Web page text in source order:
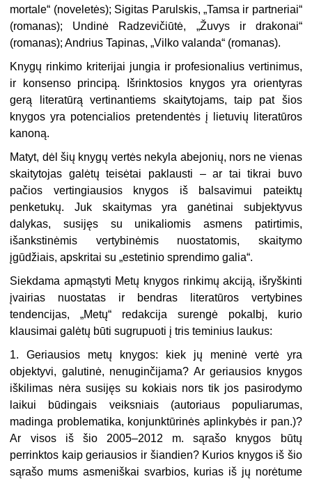
mortale“ (noveletės); Sigitas Parulskis, „Tamsa ir partneriai“
(romanas); Undinė Radzevičiūtė, „Žuvys ir drakonai“
(romanas); Andrius Tapinas, „Vilko valanda“ (romanas).
Knygų rinkimo kriterijai jungia ir profesionalius vertinimus,
ir konsenso principą. Išrinktosios knygos yra orientyras
gerą literatūrą vertinantiems skaitytojams, taip pat šios
knygos yra potencialios pretendentės į lietuvių literatūros
kanoną.
Matyt, dėl šių knygų vertės nekyla abejonių, nors ne vienas
skaitytojas galėtų teisėtai paklausti – ar tai tikrai buvo
pačios vertingiausios knygos iš balsavimui pateiktų
penketukų. Juk skaitymas yra ganėtinai subjektyvus
dalykas, susijęs su unikaliomis asmens patirtimis,
išankstinėmis vertybinėmis nuostatomis, skaitymo
įgūdžiais, apskritai su „estetinio sprendimo galia“.
Siekdama apmąstyti Metų knygos rinkimų akciją, išryškinti
įvairias nuostatas ir bendras literatūros vertybines
tendencijas, „Metų“ redakcija surengė pokalbį, kurio
klausimai galėtų būti sugrupuoti į tris teminius laukus:
1. Geriausios metų knygos: kiek jų meninė vertė yra
objektyvi, galutinė, nenuginčijama? Ar geriausios knygos
iškilimas nėra susijęs su kokiais nors tik jos pasirodymo
laikui būdingais veiksniais (autoriaus populiarumas,
madinga problematika, konjunktūrinės aplinkybės ir pan.)?
Ar visos iš šio 2005–2012 m. sąrašo knygos būtų
perrinktos kaip geriausios ir šiandien? Kurios knygos iš šio
sąrašo mums asmeniškai svarbios, kurias iš jų norėtume